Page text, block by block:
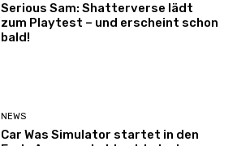
Serious Sam: Shatterverse lädt
zum Playtest – und erscheint schon
bald!
NEWS
Car Was Simulator startet in den